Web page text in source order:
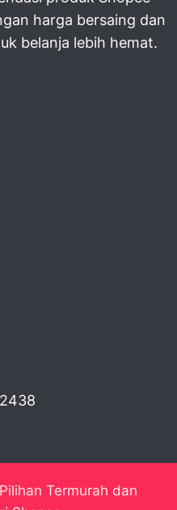
harga bersaing dan
belanja lebih hemat.
Termurah dan